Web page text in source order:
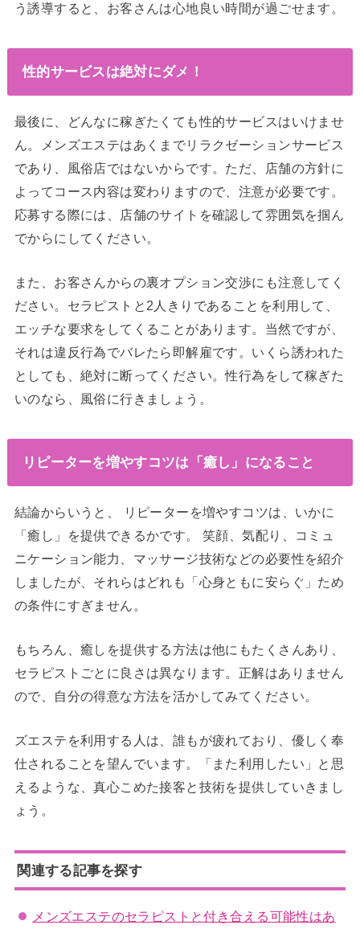
う誘導すると、お客さんは心地良い時間が過ごせます。
性的サービスは絶対にダメ！
最後に、どんなに稼ぎたくても性的サービスはいけませ
ん。メンズエステはあくまでリラクゼーションサービス
であり、風俗店ではないからです。ただ、店舗の方針に
よってコース内容は変わりますので、注意が必要です。
応募する際には、店舗のサイトを確認して雰囲気を掴ん
でからにしてください。
また、お客さんからの裏オプション交渉にも注意してく
ださい。セラピストと2人きりであることを利用して、
エッチな要求をしてくることがあります。当然ですが、
それは違反行為でバレたら即解雇です。いくら誘われた
としても、絶対に断ってください。性行為をして稼ぎた
いのなら、風俗に行きましょう。
リピーターを増やすコツは「癒し」になること
結論からいうと、 リピーターを増やすコツは、いかに
「癒し」を提供できるかです。 笑顔、気配り、コミュ
ニケーション能力、マッサージ技術などの必要性を紹介
しましたが、それらはどれも「心身ともに安らぐ」ため
の条件にすぎません。
もちろん、癒しを提供する方法は他にもたくさんあり、
セラピストごとに良さは異なります。正解はありません
ので、自分の得意な方法を活かしてみてください。
ズエステを利用する人は、誰もが疲れており、優しく奉
仕されることを望んでいます。「また利用したい」と思
えるような、真心こめた接客と技術を提供していきまし
ょう。
関連する記事を探す
メンズエステのセラピストと付き合える可能性はあ